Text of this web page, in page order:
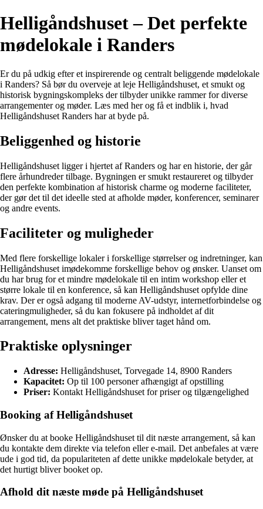
Helligåndshuset – Det perfekte
mødelokale i Randers
Er du på udkig efter et inspirerende og centralt beliggende mødelokale
i Randers? Så bør du overveje at leje Helligåndshuset, et smukt og
historisk bygningskompleks der tilbyder unikke rammer for diverse
arrangementer og møder. Læs med her og få et indblik i, hvad
Helligåndshuset Randers har at byde på.
Beliggenhed og historie
Helligåndshuset ligger i hjertet af Randers og har en historie, der går
flere århundreder tilbage. Bygningen er smukt restaureret og tilbyder
den perfekte kombination af historisk charme og moderne faciliteter,
der gør det til det ideelle sted at afholde møder, konferencer, seminarer
og andre events.
Faciliteter og muligheder
Med flere forskellige lokaler i forskellige størrelser og indretninger, kan
Helligåndshuset imødekomme forskellige behov og ønsker. Uanset om
du har brug for et mindre mødelokale til en intim workshop eller et
større lokale til en konference, så kan Helligåndshuset opfylde dine
krav. Der er også adgang til moderne AV-udstyr, internetforbindelse og
cateringmuligheder, så du kan fokusere på indholdet af dit
arrangement, mens alt det praktiske bliver taget hånd om.
Praktiske oplysninger
Adresse: Helligåndshuset, Torvegade 14, 8900 Randers
Kapacitet: Op til 100 personer afhængigt af opstilling
Priser: Kontakt Helligåndshuset for priser og tilgængelighed
Booking af Helligåndshuset
Ønsker du at booke Helligåndshuset til dit næste arrangement, så kan
du kontakte dem direkte via telefon eller e-mail. Det anbefales at være
ude i god tid, da populariteten af dette unikke mødelokale betyder, at
det hurtigt bliver booket op.
Afhold dit næste møde på Helligåndshuset